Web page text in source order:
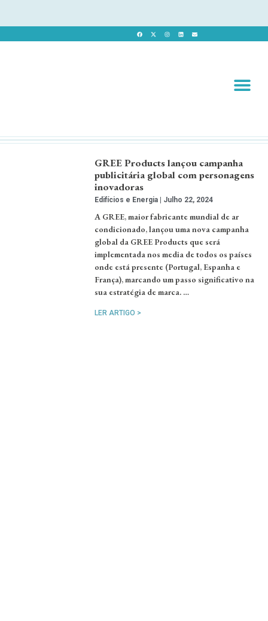
GREE Products lançou campanha
publicitária global com personagens
inovadoras
Edifícios e Energia Julho 22, 2024
A GREE, maior fabricante mundial de ar
condicionado, lançou uma nova campanha
global da GREE Products que será
implementada nos media de todos os países
onde está presente (Portugal, Espanha e
França), marcando um passo significativo na
sua estratégia de marca. …
LER ARTIGO >